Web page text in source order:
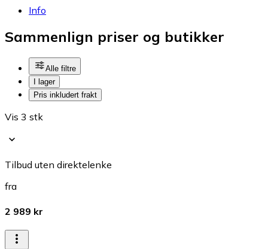
Info
Sammenlign priser og butikker
Alle filtre
I lager
Pris inkludert frakt
Vis 3 stk
Tilbud uten direktelenke
fra
2 989 kr